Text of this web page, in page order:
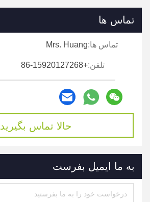
تماس ها
تماس ها:Mrs. Huang
تلفن:+86-15920127268
حالا تماس بگیرید
به ما ایمیل بفرست